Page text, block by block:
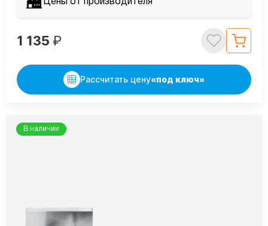
Цены от производителя
1 135 ₽
Рассчитать цену«под ключ»
В наличии